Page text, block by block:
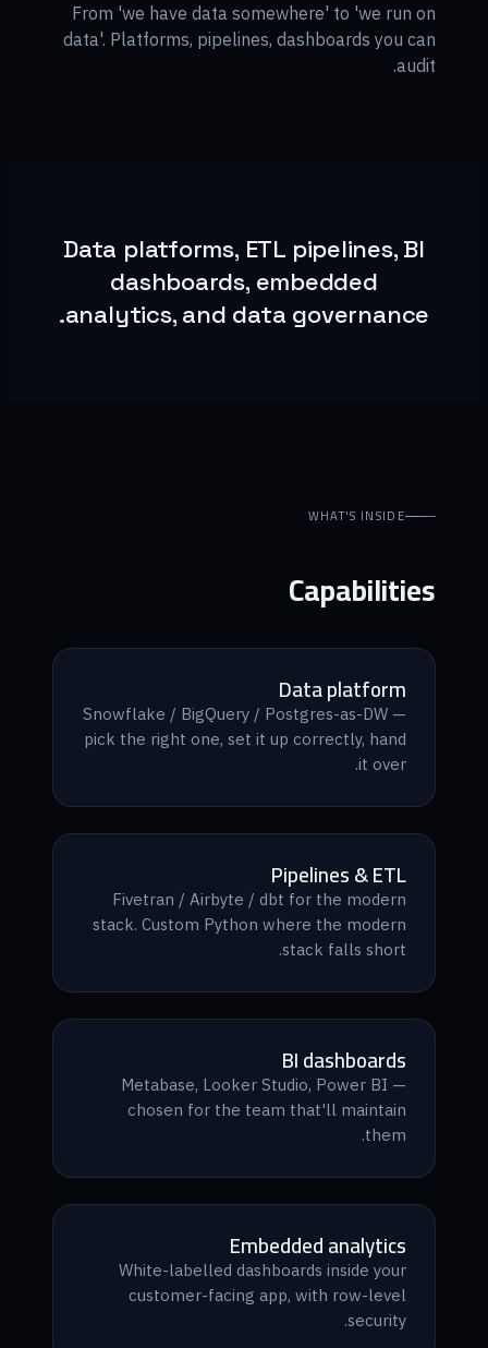
From 'we have data somewhere' to 'we run on
data'. Platforms, pipelines, dashboards you can
audit.
Data platforms, ETL pipelines, BI
dashboards, embedded
analytics, and data governance.
WHAT'S INSIDE
Capabilities
Data platform
Snowflake / BigQuery / Postgres-as-DW —
pick the right one, set it up correctly, hand
it over.
Pipelines & ETL
Fivetran / Airbyte / dbt for the modern
stack. Custom Python where the modern
stack falls short.
BI dashboards
Metabase, Looker Studio, Power BI —
chosen for the team that'll maintain
them.
Embedded analytics
White-labelled dashboards inside your
customer-facing app, with row-level
security.